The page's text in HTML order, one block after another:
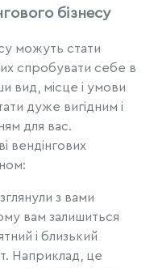
бізнесу
можуть стати
спробувати себе в
вид, місце і умови
дуже вигідним і
для вас.
вендінгових
з вами
вам залишиться
і близький
Наприклад, це